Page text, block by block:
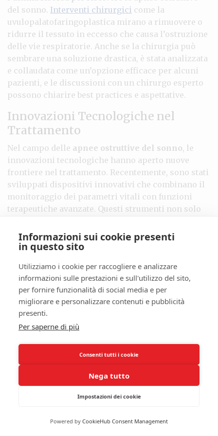
del sonno. Interventi chirurgici come la
uvulopalatofaringoplastica mirano a rimuovere o
ridurre il tessuto in eccesso che causa l’ostruzione
delle vie respiratorie. Anche se la chirurgia può
sembrare una soluzione drastica, è stata analizzata
e collaudata come un’opzione efficace per alcuni
pazienti, e le discussioni con un chirurgo esperto
possono chiarire best practices e aspettative.
Innovazioni Tecnologiche nel
Trattamento
Nel campo delle apnee ostruttive del sonno, le
innovazioni tecnologiche hanno aperto nuove
frontiere nel trattamento. Recentemente, sono stati
sviluppati dispositivi innovativi che combinano il
monitoraggio dei parametri vitali con funzioni
terapeutiche avanzate. Questi strumenti non solo
anche adattarsi in tempo reale per migliorare la
tua respirazione durante la notte, consentendo una
trattamento.
Inoltre, la telemedicina sta assumendo un ruolo
sempre più cruciale nella gestione delle apnee.
Grazie a piattaforme digitali, puoi avere accesso a
medici esperti a distanza, ricevere indicazioni e
flessibilità è vantaggiosa, dato che rende il
trattamento più accessibile e meno stressante per i
pazienti, consentendo il monitoraggio continuo e
l’intervento tempestivo.
Altro aspetto innovativo include lo sviluppo di
Informazioni sui cookie presenti
in questo sito
Utilizziamo i cookie per raccogliere e analizzare
informazioni sulle prestazioni e sull'utilizzo del sito,
per fornire funzionalità di social media e per
migliorare e personalizzare contenuti e pubblicità
presenti.
Per saperne di più
Consenti tutti i cookie
Nega tutto
Impostazioni dei cookie
Powered by CookieHub Consent Management